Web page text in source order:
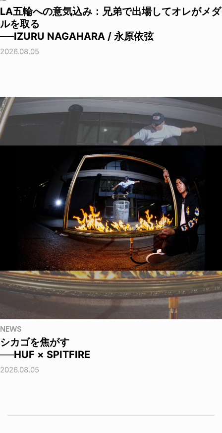
LA五輪への意気込み：兄弟で出場してオレがメダ
ルを取る
──IZURU NAGAHARA / 永原依弦
2026.08.05
NEWS
シカゴを焦がす
──HUF × SPITFIRE
2026.08.05